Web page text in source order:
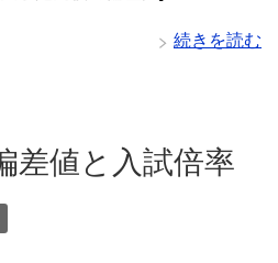
続きを読む
差値と入試倍率